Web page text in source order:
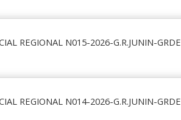
REGIONAL N015-2026-G.R.JUNIN-GRDE
REGIONAL N014-2026-G.R.JUNIN-GRDE